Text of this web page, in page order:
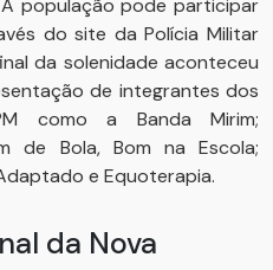
população pode participar
do site da Polícia Militar
da solenidade aconteceu
de integrantes dos
como a Banda Mirim;
de Bola, Bom na Escola;
e Equoterapia.
da Nova